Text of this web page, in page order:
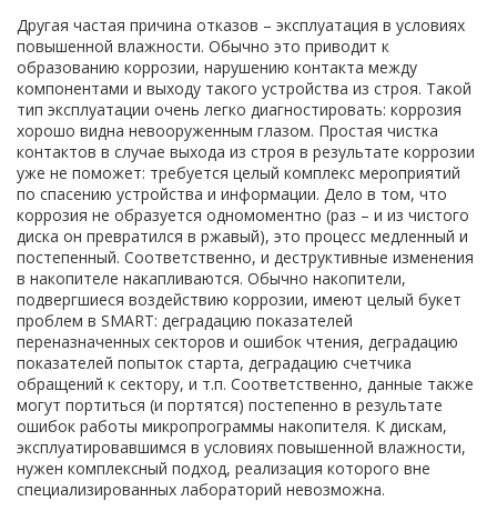
Другая частая причина отказов – эксплуатация в условиях
повышенной влажности. Обычно это приводит к
образованию коррозии, нарушению контакта между
компонентами и выходу такого устройства из строя. Такой
тип эксплуатации очень легко диагностировать: коррозия
хорошо видна невооруженным глазом. Простая чистка
контактов в случае выхода из строя в результате коррозии
уже не поможет: требуется целый комплекс мероприятий
по спасению устройства и информации. Дело в том, что
коррозия не образуется одномоментно (раз – и из чистого
диска он превратился в ржавый), это процесс медленный и
постепенный. Соответственно, и деструктивные изменения
в накопителе накапливаются. Обычно накопители,
подвергшиеся воздействию коррозии, имеют целый букет
проблем в SMART: деградацию показателей
переназначенных секторов и ошибок чтения, деградацию
показателей попыток старта, деградацию счетчика
обращений к сектору, и т.п. Соответственно, данные также
могут портиться (и портятся) постепенно в результате
ошибок работы микропрограммы накопителя. К дискам,
эксплуатировавшимся в условиях повышенной влажности,
нужен комплексный подход, реализация которого вне
специализированных лабораторий невозможна.